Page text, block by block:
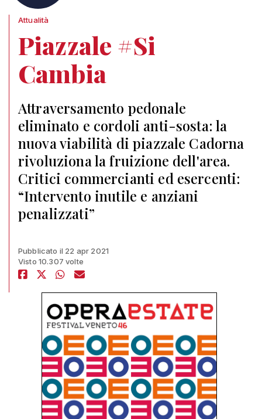
Attualità
Piazzale #Si
Cambia
Attraversamento pedonale
eliminato e cordoli anti-sosta: la
nuova viabilità di piazzale Cadorna
rivoluziona la fruizione dell'area.
Critici commercianti ed esercenti:
“Intervento inutile e anziani
penalizzati”
Pubblicato il 22 apr 2021
Visto 10.307 volte